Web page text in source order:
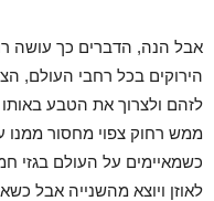
אבל הנה, הדברים כך עושה
הירוקים בכל רחבי העולם,
לזהם ולצרוך את הטבע
ממש רחוק צפוי מחסור
כשמאיימים על העולם בגזי
לאוזן ויוצא מהשנייה אבל